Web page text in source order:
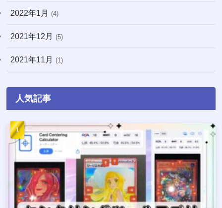
2022年1月 (4)
2021年12月 (5)
2021年11月 (1)
人気記事